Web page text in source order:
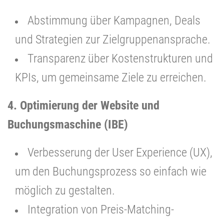
Abstimmung über Kampagnen, Deals
und Strategien zur Zielgruppenansprache.
Transparenz über Kostenstrukturen und
KPIs, um gemeinsame Ziele zu erreichen.
4. Optimierung der Website und
Buchungsmaschine (IBE)
Verbesserung der User Experience (UX),
um den Buchungsprozess so einfach wie
möglich zu gestalten.
Integration von Preis-Matching-